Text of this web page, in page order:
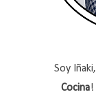
Soy
Cocina!